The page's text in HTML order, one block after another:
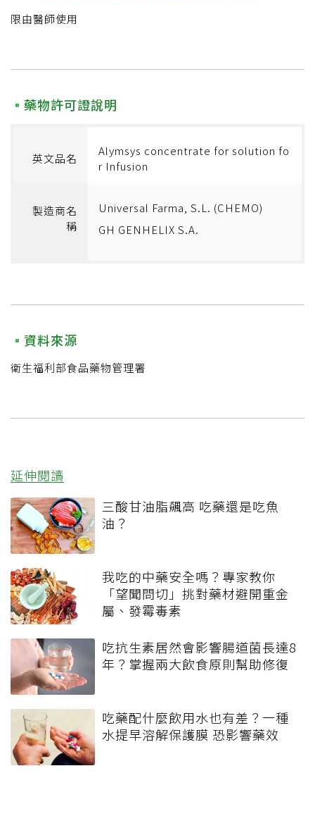
限由醫師使用
藥物許可證說明
英文品名
Alymsys concentrate for solution fo
r Infusion
製造商名
稱
Universal Farma, S.L. (CHEMO)
GH GENHELIX S.A.
資料來源
衛生福利部食品藥物管理署
延伸閱讀
三酸甘油脂飆高 吃藥還是吃魚
油？
我吃的中藥安全嗎？專家教你
「望聞問切」挑對藥材避開重金
屬、發霉毒素
吃抗生素居然會影響腸道菌長達8
年？掌握兩大飲食原則幫助修復
吃藥配什麼飲用水也有差？一種
水提早溶解保護膜 恐影響藥效